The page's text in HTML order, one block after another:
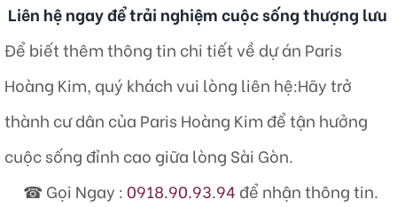
Liên hệ ngay để trải nghiệm cuộc sống thượng lưu
Để biết thêm thông tin chi tiết về dự án Paris
Hoàng Kim, quý khách vui lòng liên hệ:​Hãy trở
thành cư dân của Paris Hoàng Kim để tận hưởng
cuộc sống đỉnh cao giữa lòng Sài Gòn.
☎ Gọi Ngay : 0918.90.93.94 để nhận thông tin.